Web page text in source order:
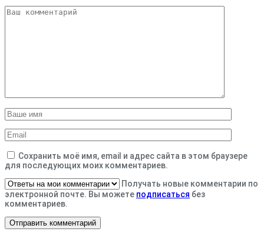
Сохранить моё имя, email и адрес сайта в этом браузере
для последующих моих комментариев.
Получать новые комментарии по
электронной почте. Вы можете подписаться без
комментариев.